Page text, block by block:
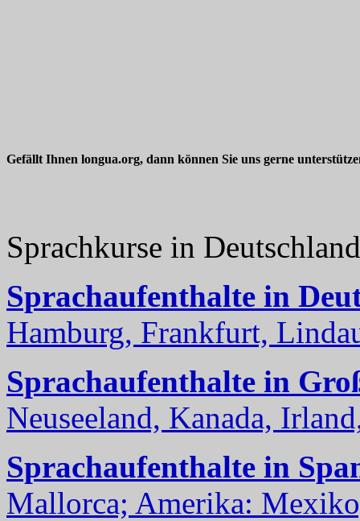
Gefällt Ihnen longua.org, dann können Sie uns gerne
Sprachkurse in
Sprachaufenthalte in
Hamburg, Frankfurt,
Sprachaufenthalte in
Neuseeland, Kanada,
Sprachaufenthalte in
Mallorca; Amerika: